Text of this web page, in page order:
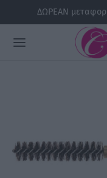
ΔΩΡΕΑΝ